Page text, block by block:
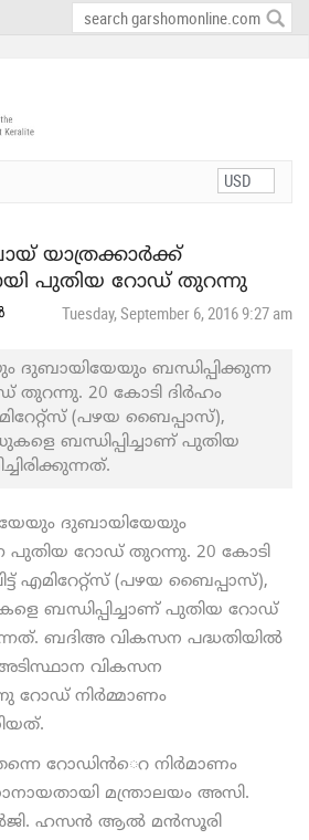
യാത്രക്കാർക്ക്
പുതിയ റോഡ് തുറന്നു
Tuesday, September 6, 2016 9:27 am
ദുബായിയേയും ബന്ധിപ്പിക്കുന്ന
20 കോടി ദിര്‍ഹം
(പഴയ ബൈപ്പാസ്),
ബന്ധിപ്പിച്ചാണ് പുതിയ
ദുബായിയേയും
പുതിയ റോഡ് തുറന്നു. 20 കോടി
എമിറേറ്റ്സ് (പഴയ ബൈപ്പാസ്),
ബന്ധിപ്പിച്ചാണ് പുതിയ റോഡ്
ബദിഅ വികസന പദ്ധതിയില്‍
വികസന
റോഡ് നിർമ്മാണം
റോഡിന്‍െറ നിര്‍മാണം
മന്ത്രാലയം അസി.
ഹസന്‍ ആല്‍ മന്‍സൂരി